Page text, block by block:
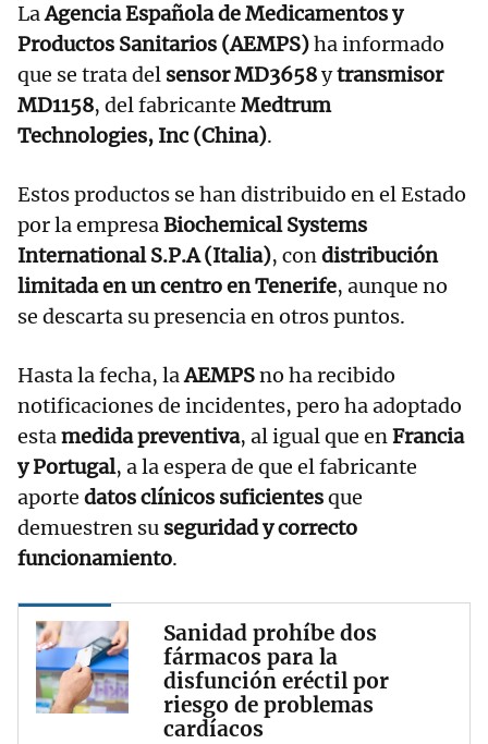
LaAgencia Española de Medicamentos y
Productos Sanitarios (AEMPS)ha informado
que se trata del sensor MD3658ytransmisor
MD1158, del fabricante Medtrum
Technologies, Inc (China).
Estos productos se han distribuido en el Estado
por la empresaBiochemical Systems
International S.P.A (Italia), condistribución
limitada en un centro en Tenerife, aunque no
se descarta su presencia en otros puntos.
Hasta la fecha, laAEMPSno ha recibido
notificaciones de incidentes, pero ha adoptado
estamedida preventiva, al igual que enFrancia
y Portugal, a la espera de que el fabricante
aporte datos clínicos suficientesque
demuestren su seguridad y correcto
funcionamiento.
Sanidad prohíbe dos
fármacos para la
disfunción eréctil por
riesgo de problemas
cardíacos